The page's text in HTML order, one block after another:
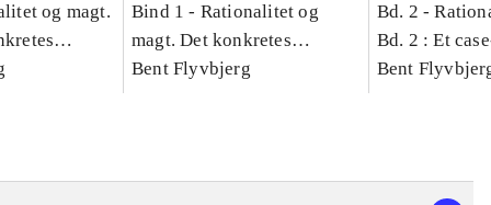
og magt.
Bind 1 - Rationalitet og
magt. Det konkretes
videnskab. Bind 1
Bent Flyvbjerg
Bd. 2 -
Bd. 2 : Et
studie af
Bent